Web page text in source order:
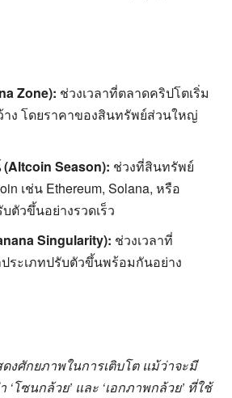
Zone): ช่วงเวลาที่ตลาดคริปโตเริ่ม
ง โดยราคาของสินทรัพย์ส่วนใหญ่
Season): ช่วงที่สินทรัพย์
เช่น Ethereum, Solana, หรือ
ตัวขึ้นอย่างรวดเร็ว
Singularity): ช่วงเวลาที่
ระเภทปรับตัวขึ้นพร้อมกันอย่าง
งศักยภาพในการเติบโต แม้ว่าจะมี
โซนกล้วย’ และ ‘เอกภาพกล้วย’ ที่ใช้